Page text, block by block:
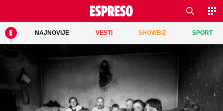
NAJNOVIJE VESTI SHOWBIZ SPORT